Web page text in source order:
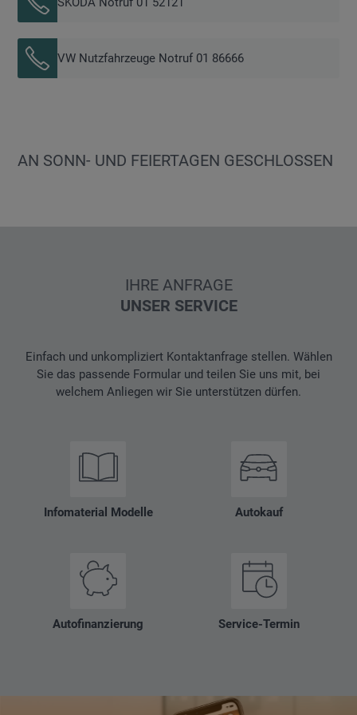
VW Nutzfahrzeuge Notruf 01 86666
AN SONN- UND FEIERTAGEN GESCHLOSSEN
IHRE ANFRAGE
UNSER SERVICE
Einfach und unkompliziert Kontaktanfrage stellen. Wählen
Sie das passende Formular und teilen Sie uns mit, bei
welchem Anliegen wir Sie unterstützen dürfen.
Infomaterial Modelle Autokauf
Autofinanzierung Service-Termin